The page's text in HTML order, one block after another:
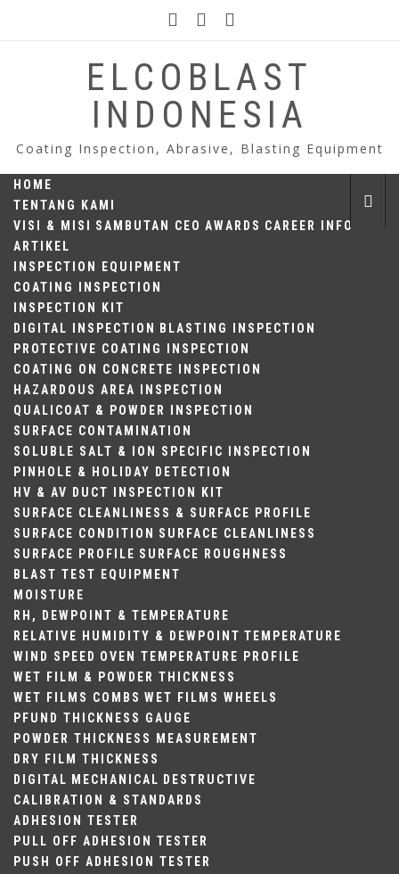
ELCOBLAST
INDONESIA
Coating Inspection, Abrasive, Blasting Equipment
HOME
TENTANG KAMI
VISI & MISI
SAMBUTAN CEO AWARDS CAREER INFO
ARTIKEL
INSPECTION EQUIPMENT
COATING INSPECTION
INSPECTION KIT
DIGITAL INSPECTION
BLASTING INSPECTION
PROTECTIVE COATING INSPECTION
COATING ON CONCRETE INSPECTION
HAZARDOUS AREA INSPECTION
QUALICOAT & POWDER INSPECTION
SURFACE CONTAMINATION
SOLUBLE SALT & ION SPECIFIC INSPECTION
PINHOLE & HOLIDAY DETECTION
HV & AV DUCT INSPECTION KIT
SURFACE CLEANLINESS & SURFACE PROFILE
SURFACE CONDITION
SURFACE CLEANLINESS
SURFACE PROFILE SURFACE ROUGHNESS
BLAST TEST EQUIPMENT
MOISTURE
RH, DEWPOINT & TEMPERATURE
RELATIVE HUMIDITY & DEWPOINT TEMPERATURE
WIND SPEED OVEN TEMPERATURE PROFILE
WET FILM & POWDER THICKNESS
WET FILMS COMBS WET FILMS WHEELS
PFUND THICKNESS GAUGE
POWDER THICKNESS MEASUREMENT
DRY FILM THICKNESS
DIGITAL MECHANICAL DESTRUCTIVE
CALIBRATION & STANDARDS
ADHESION TESTER
PULL OFF ADHESION TESTER
PUSH OFF ADHESION TESTER